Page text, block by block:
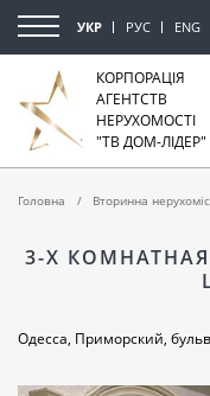
УКР РУС ENG
КОРПОРАЦІЯ
АГЕНТСТВ
НЕРУХОМОСТІ
"ТВ ДОМ-ЛІДЕР"
Головна Вторинна
3-Х
Одесса, Приморский,